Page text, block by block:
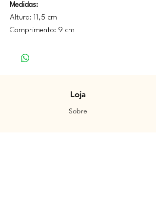
Medidas:
Altura: 11,5 cm
Comprimento: 9 cm
Loja
Sobre